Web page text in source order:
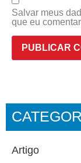
Salvar meus
que eu
Artigo